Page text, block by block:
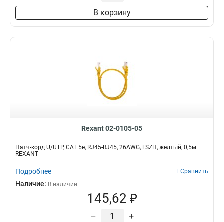
В корзину
Rexant 02-0105-05
Патч-корд U/UTP, CAT 5e, RJ45-RJ45, 26AWG, LSZH, желтый, 0,5м
REXANT
Подробнее Сравнить
Наличие: В наличии
145,62 ₽
– +